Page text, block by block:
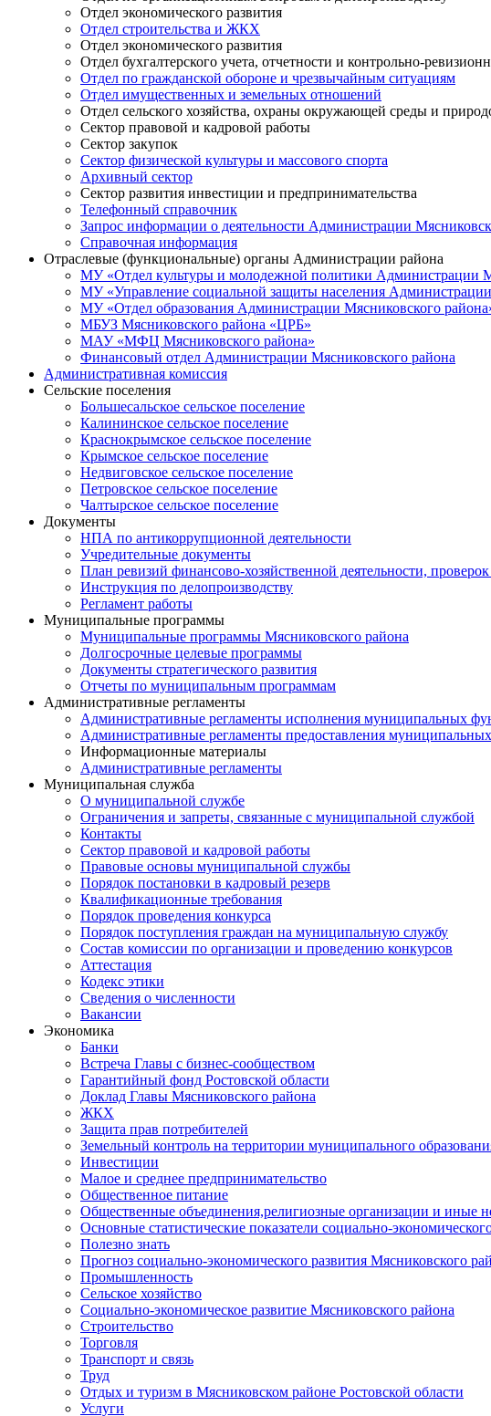
Отдел экономического развития
Отдел строительства и ЖКХ
Отдел экономического развития
Отдел бухгалтерского учета, отчетности и контрольно-
Отдел по гражданской обороне и чрезвычайным ситуациям
Отдел имущественных и земельных отношений
Отдел сельского хозяйства, охраны окружающей среды и
Сектор правовой и кадровой работы
Сектор закупок
Сектор физической культуры и массового спорта
Архивный сектор
Сектор развития инвестиции и предпринимательства
Телефонный справочник
Запрос информации о деятельности Администрации
Справочная информация
Отраслевые (функциональные) органы Администрации района
МУ «Отдел культуры и молодежной политики Администрации
МУ «Управление социальной защиты населения
МУ «Отдел образования Администрации Мясниковского
МБУЗ Мясниковского района «ЦРБ»
МАУ «МФЦ Мясниковского района»
Финансовый отдел Администрации Мясниковского района
Административная комиссия
Сельские поселения
Большесальское сельское поселение
Калининское сельское поселение
Краснокрымское сельское поселение
Крымское сельское поселение
Недвиговское сельское поселение
Петровское сельское поселение
Чалтырское сельское поселение
Документы
НПА по антикоррупционной деятельности
Учредительные документы
План ревизий финансово-хозяйственной деятельности,
Инструкция по делопроизводству
Регламент работы
Муниципальные программы
Муниципальные программы Мясниковского района
Долгосрочные целевые программы
Документы стратегического развития
Отчеты по муниципальным программам
Административные регламенты
Административные регламенты исполнения муниципальных
Административные регламенты предоставления
Информационные материалы
Административные регламенты
Муниципальная служба
О муниципальной службе
Ограничения и запреты, связанные с муниципальной службой
Контакты
Сектор правовой и кадровой работы
Правовые основы муниципальной службы
Порядок постановки в кадровый резерв
Квалификационные требования
Порядок проведения конкурса
Порядок поступления граждан на муниципальную службу
Состав комиссии по организации и проведению конкурсов
Аттестация
Кодекс этики
Сведения о численности
Вакансии
Экономика
Банки
Встреча Главы с бизнес-сообществом
Гарантийный фонд Ростовской области
Доклад Главы Мясниковского района
ЖКХ
Защита прав потребителей
Земельный контроль на территории муниципального
Инвестиции
Малое и среднее предпринимательство
Общественное питание
Общественные объединения,религиозные организации и иные
Основные статистические показатели социально-
Полезно знать
Прогноз социально-экономического развития Мясниковского
Промышленность
Сельское хозяйство
Социально-экономическое развитие Мясниковского района
Строительство
Торговля
Транспорт и связь
Труд
Отдых и туризм в Мясниковском районе Ростовской области
Услуги